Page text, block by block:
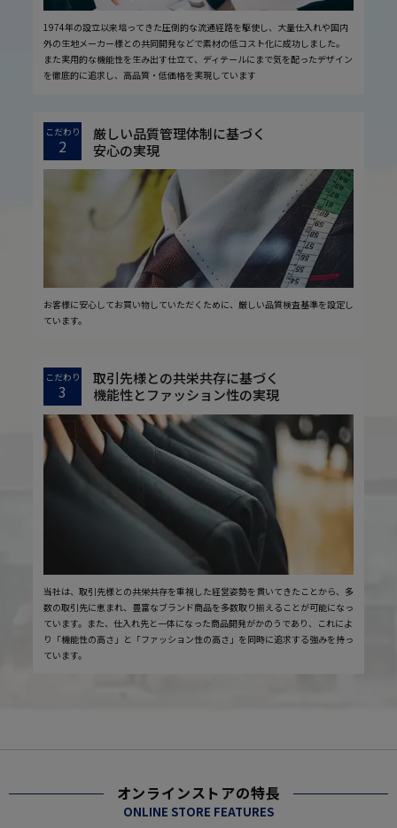
1974年の設立以来培ってきた圧倒的な流通経路を駆使し、大量仕入れや国内
外の生地メーカー様との共同開発などで素材の低コスト化に成功しました。
また実用的な機能性を生み出す仕立て、ディテールにまで気を配ったデザイン
を徹底的に追求し、高品質・低価格を実現しています
こだわり
2
厳しい品質管理体制に基づく
安心の実現
お客様に安心してお買い物していただくために、厳しい品質検査基準を設定し
ています。
こだわり
3
取引先様との共栄共存に基づく
機能性とファッション性の実現
当社は、取引先様との共栄共存を重視した経営姿勢を貫いてきたことから、多
数の取引先に恵まれ、豊富なブランド商品を多数取り揃えることが可能になっ
ています。また、仕入れ先と一体になった商品開発がかのうであり、これによ
り「機能性の高さ」と「ファッション性の高さ」を同時に追求する強みを持っ
ています。
オンラインストアの特長
ONLINE STORE FEATURES